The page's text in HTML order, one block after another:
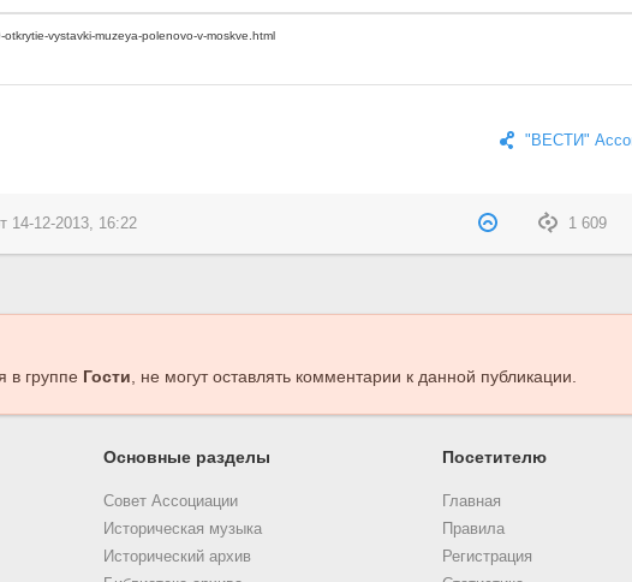
"ВЕСТИ"
1 609
14-12-2013, 16:22
в группе Гости, не могут оставлять комментарии к данной публикации.
Основные разделы
Совет Ассоциации
Историческая музыка
Исторический архив
Посетителю
Главная
Правила
Регистрация